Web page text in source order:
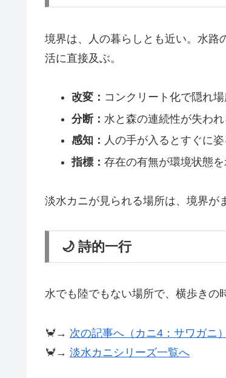
境界は、人の暮らしとも近い。水路
活に直接及ぶ。
改変： コンクリート化で隠れ場
分断： 水と森の連続性が失われ
感知： 人の手が入るとすぐに姿
指標： 存在の有無が環境状態を
淡水カニが見られる場所は、境界が
🌙 詩的一行
水でも陸でもない場所で、横歩きの
🦀→ 次の記事へ（カニ4：サワガニ）
🦀→ 淡水カニシリーズ一覧へ